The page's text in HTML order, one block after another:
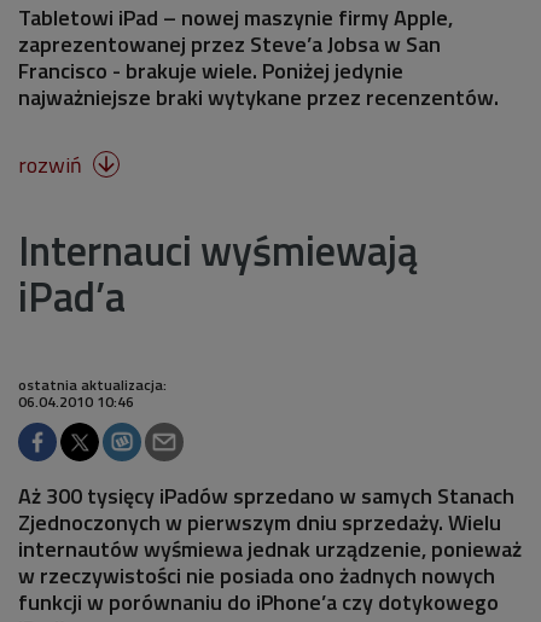
Tabletowi iPad – nowej maszynie firmy Apple,
zaprezentowanej przez Steve’a Jobsa w San
Francisco - brakuje wiele. Poniżej jedynie
najważniejsze braki wytykane przez recenzentów.
rozwiń 
Internauci wyśmiewają
iPad’a
ostatnia aktualizacja:
06.04.2010 10:46
Aż 300 tysięcy iPadów sprzedano w samych Stanach
Zjednoczonych w pierwszym dniu sprzedaży. Wielu
internautów wyśmiewa jednak urządzenie, ponieważ
w rzeczywistości nie posiada ono żadnych nowych
funkcji w porównaniu do iPhone’a czy dotykowego